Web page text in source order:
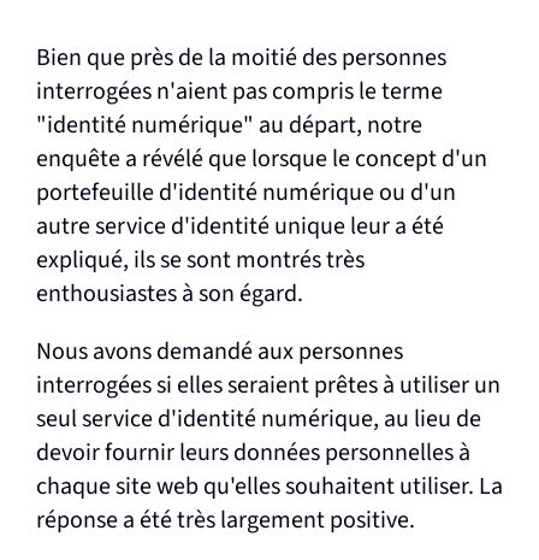
Bien que près de la moitié des personnes
interrogées n'aient pas compris le terme
"identité numérique" au départ, notre
enquête a révélé que lorsque le concept d'un
portefeuille d'identité numérique ou d'un
autre service d'identité unique leur a été
expliqué, ils se sont montrés très
enthousiastes à son égard.
Nous avons demandé aux personnes
interrogées si elles seraient prêtes à utiliser un
seul service d'identité numérique, au lieu de
devoir fournir leurs données personnelles à
chaque site web qu'elles souhaitent utiliser. La
réponse a été très largement positive.